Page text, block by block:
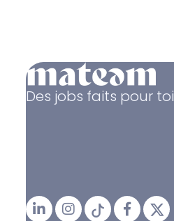
Des jobs faits pour toi